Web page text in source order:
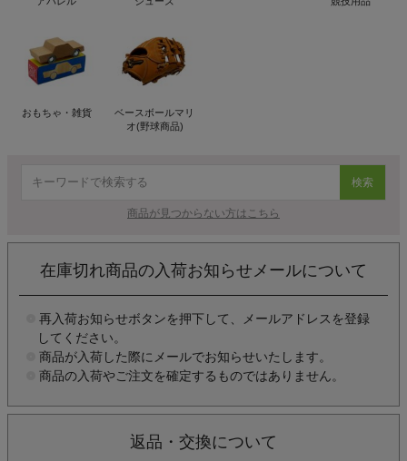
おもちゃ・雑貨
ベースボールマリ
オ(野球商品)
検索
商品が見つからない方はこちら
在庫切れ商品の入荷お知らせメールについて
再入荷お知らせボタンを押下して、メールアドレスを登録
してください。
商品が入荷した際にメールでお知らせいたします。
商品の入荷やご注文を確定するものではありません。
返品・交換について